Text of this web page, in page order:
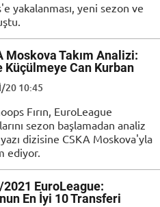
yakalanması, yeni sezon ve
Moskova Takım Analizi:
Küçülmeye Can Kurban
20 10:45
Fırın, EuroLeague
sezon başlamadan analiz
dizisine CSKA Moskova'yla
ediyor.
EuroLeague:
En İyi 10 Transferi